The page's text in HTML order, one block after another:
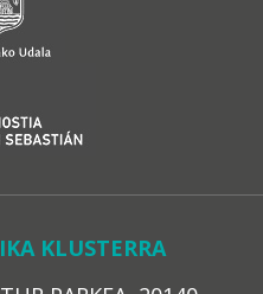
KLUSTERRA